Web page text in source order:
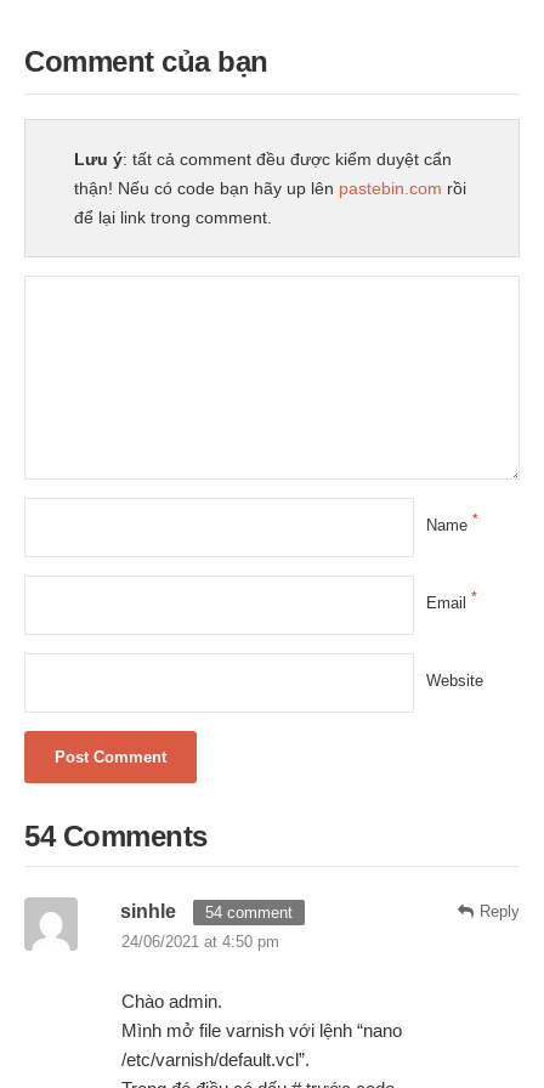
Comment của bạn
Lưu ý: tất cả comment đều được kiểm duyệt cẩn
thận! Nếu có code bạn hãy up lên pastebin.com rồi
để lại link trong comment.
Name *
Email *
Website
54 Comments
Reply
sinhle
54 comment
24/06/2021 at 4:50 pm
Chào admin.
Mình mở file varnish với lệnh “nano
/etc/varnish/default.vcl”.